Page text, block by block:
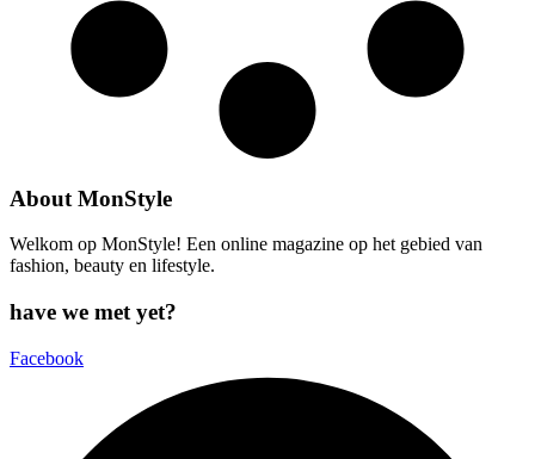
About MonStyle
Welkom op MonStyle! Een online magazine op het gebied van
fashion, beauty en lifestyle.
have we met yet?
Facebook